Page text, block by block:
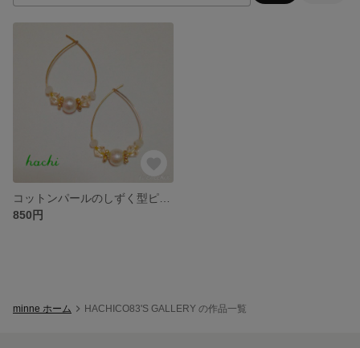
850円
minne ホーム HACHICO83'S GALLERY の作品一覧